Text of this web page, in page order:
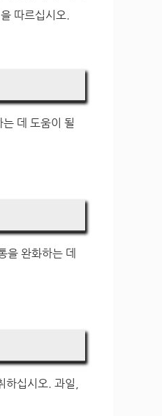
따르십시오.
데 도움이 될
을 완화하는 데
십시오. 과일,